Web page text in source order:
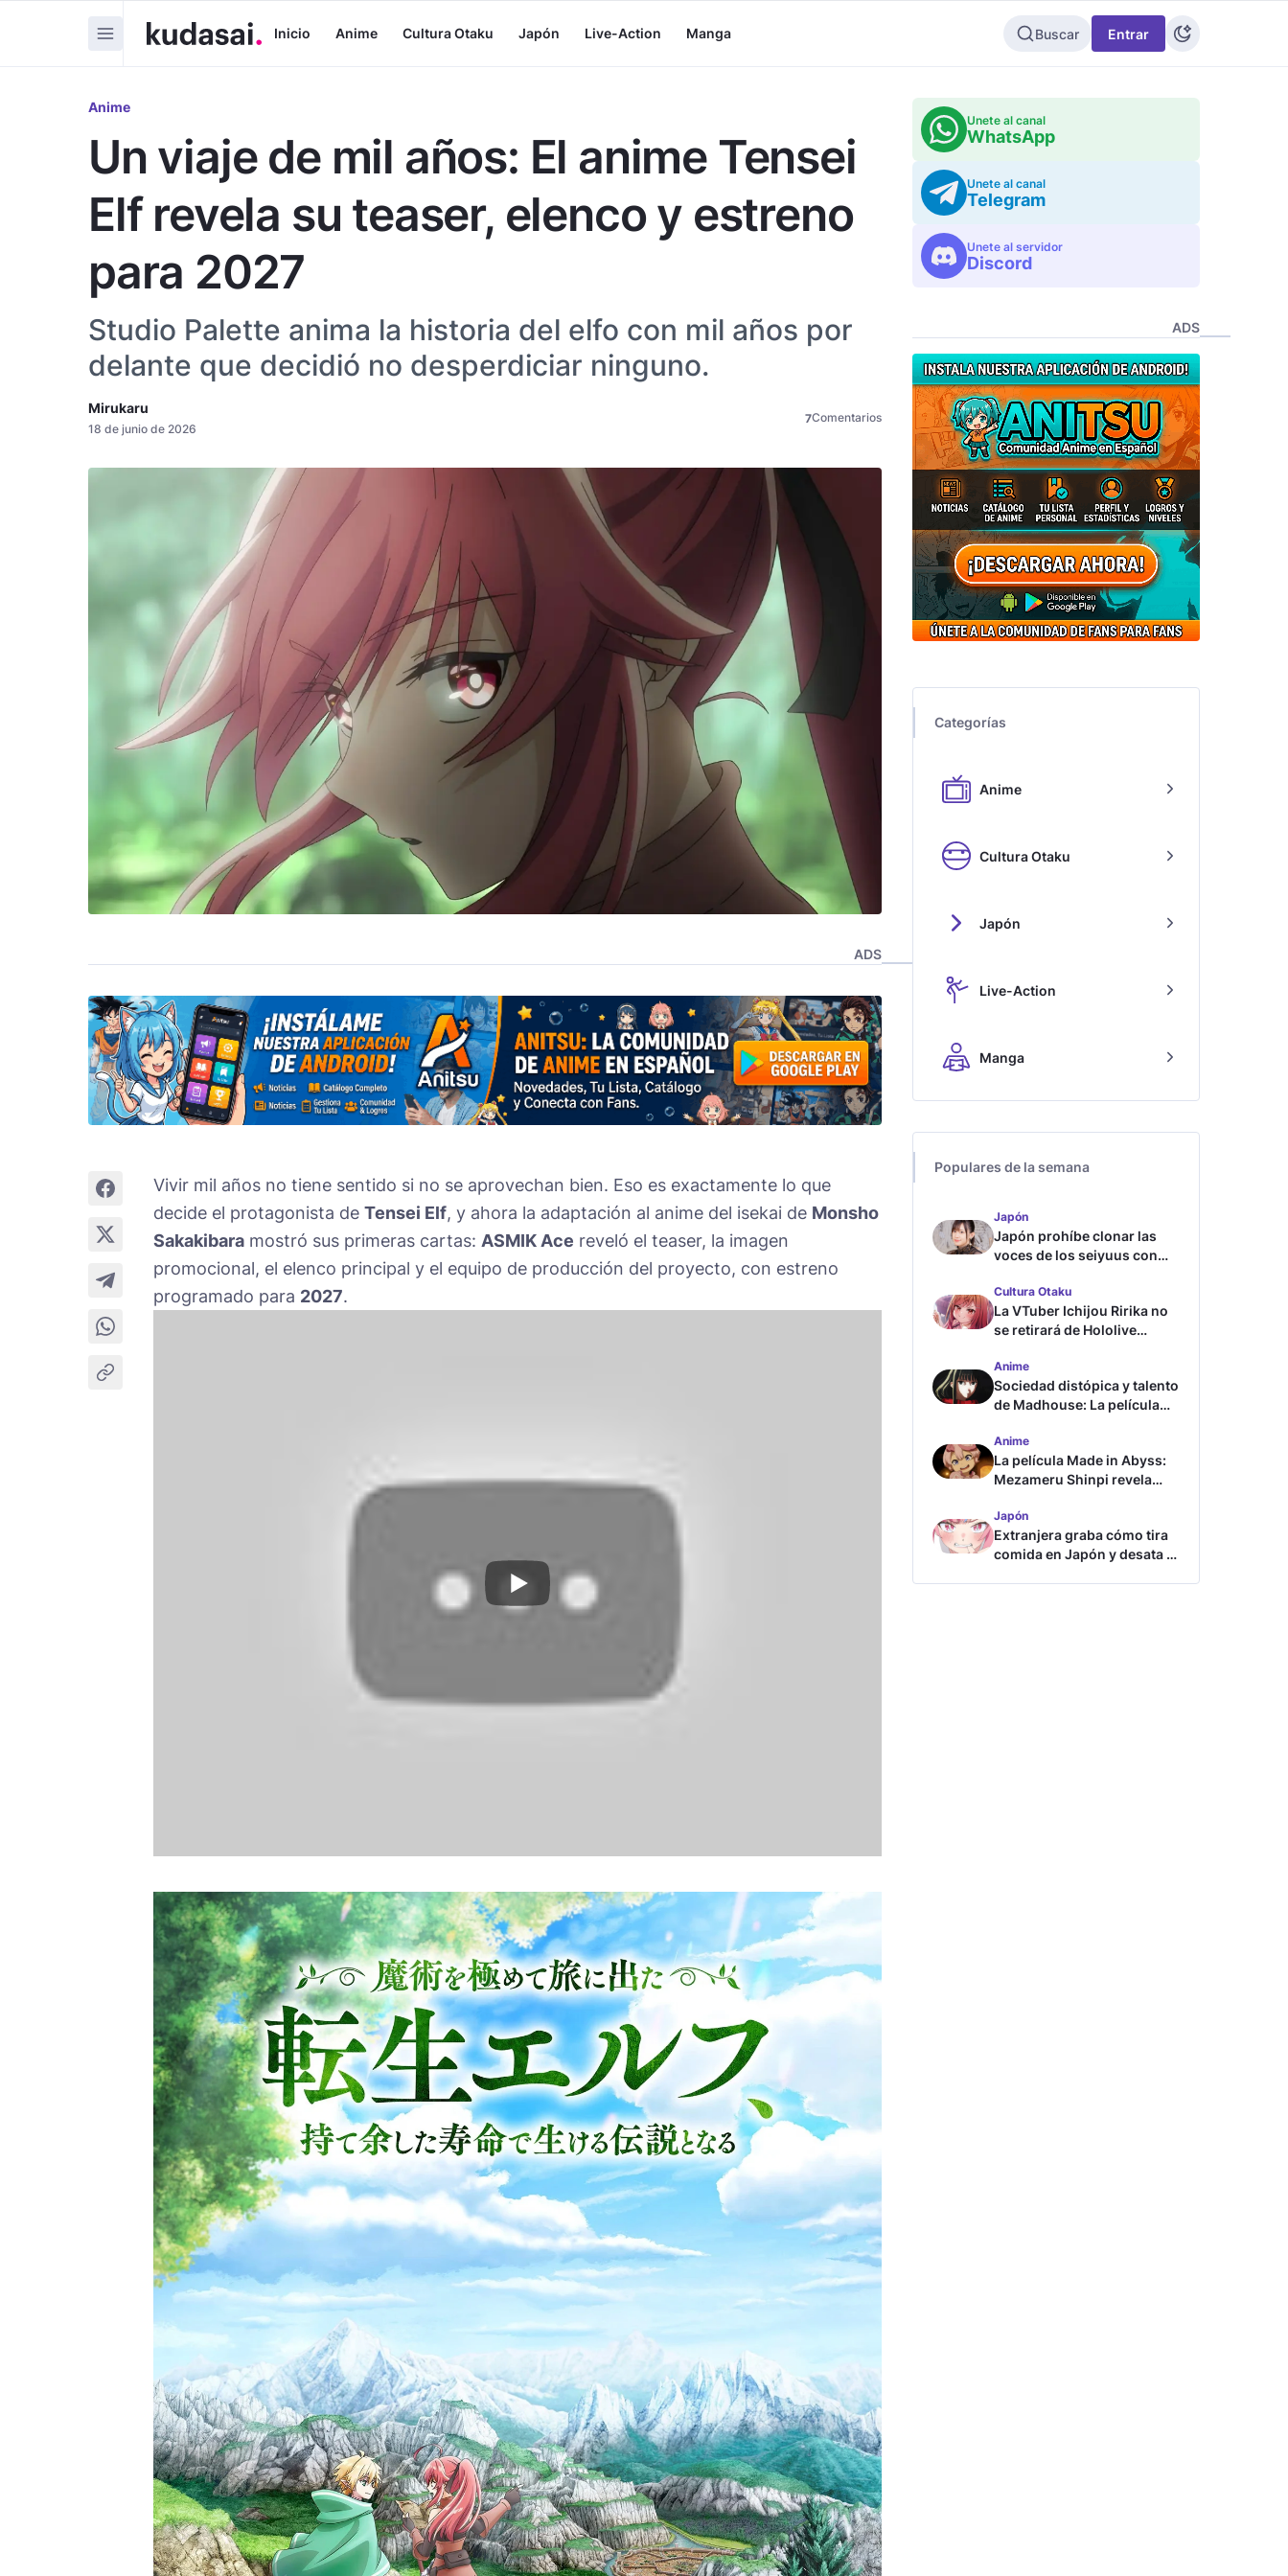
Inicio Anime Cultura Otaku Japón Live-Action Manga Buscar Entrar
Anime
Un viaje de mil años: El anime Tensei
Elf revela su teaser, elenco y estreno
para 2027
Studio Palette anima la historia del elfo con mil años por
delante que decidió no desperdiciar ninguno.
Mirukaru
18 de junio de 2026
7Comentarios
ADS
Vivir mil años no tiene sentido si no se aprovechan bien. Eso es exactamente lo que
decide el protagonista de Tensei Elf, y ahora la adaptación al anime del isekai de Monsho
Sakakibara mostró sus primeras cartas: ASMIK Ace reveló el teaser, la imagen
promocional, el elenco principal y el equipo de producción del proyecto, con estreno
programado para 2027.
Unete al canal
WhatsApp
Unete al canal
Telegram
Unete al servidor
Discord
ADS
Categorías
Anime
Cultura Otaku
Japón
Live-Action
Manga
Populares de la semana
Japón
Japón prohíbe clonar las
voces de los seiyuus con
Cultura Otaku
La VTuber Ichijou Ririka no
se retirará de Hololive
Anime
Sociedad distópica y talento
de Madhouse: La película
tráiler
Anime
La película Made in Abyss:
Mezameru Shinpi revela
Japón
Extranjera graba cómo tira
comida en Japón y desata la